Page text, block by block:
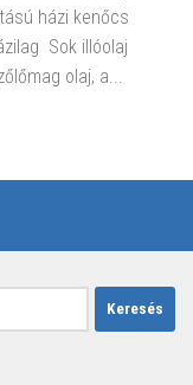
házi kenőcs
Sok illóolaj
olaj, a...